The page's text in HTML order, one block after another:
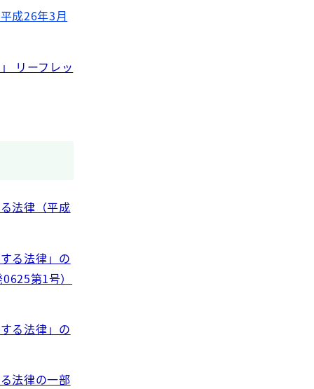
成26年3月
リーフレッ
法律（平成
る法律」の
第1号）
る法律」の
法律の一部